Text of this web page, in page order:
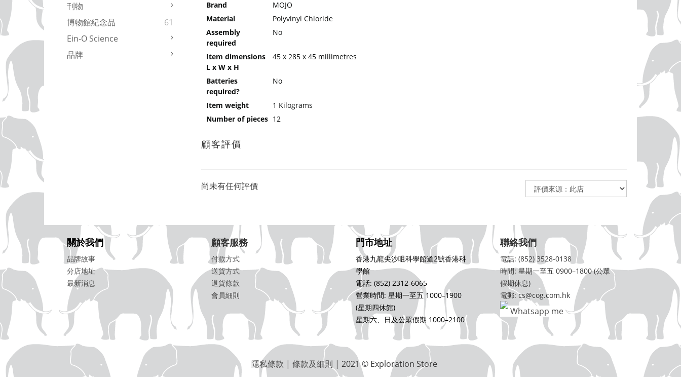
刊物
博物館紀念品
61
Ein-O Science
品牌
Brand
MOJO
Material
Polyvinyl Chloride
Assembly
required
No
Item dimensions
L x W x H
45 x 285 x 45 millimetres
Batteries
required?
No
Item weight
1 Kilograms
Number of pieces 12
顧客評價
尚未有任何評價
關於我們
品牌故事
分店地址
最新消息
顧客服務
付款方式
送貨方式
退貨條款
會員細則
門市地址
香港九龍尖沙咀科學館道2號香港科
學館
電話: (852) 2312-6065
營業時間: 星期一至五 1000–1900
(星期四休館)
星期六、日及公眾假期 1000–2100
聯絡我們
電話: (852) 3528-0138
時間: 星期一至五 0900–1800 (公眾
假期休息)
電郵: cs@cog.com.hk
Whatsapp me
隱私條款 | 條款及細則 | 2021 © Exploration Store